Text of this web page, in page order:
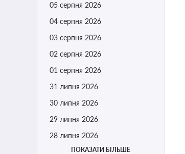
05 серпня 2026
04 серпня 2026
03 серпня 2026
02 серпня 2026
01 серпня 2026
31 липня 2026
30 липня 2026
29 липня 2026
28 липня 2026
ПОКАЗАТИ БІЛЬШЕ